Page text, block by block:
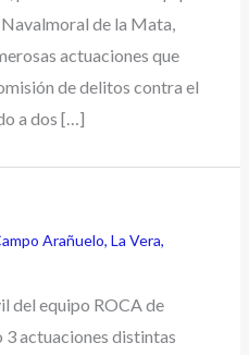
de la Mata,
actuaciones que
de delitos contra el
a dos […]
Arañuelo,La Vera,
del equipo ROCA de
3 actuaciones distintas